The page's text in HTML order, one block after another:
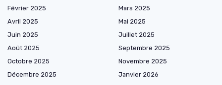
Février 2025
Mars 2025
Avril 2025
Mai 2025
Juin 2025
Juillet 2025
Août 2025
Septembre 2025
Octobre 2025
Novembre 2025
Décembre 2025
Janvier 2026